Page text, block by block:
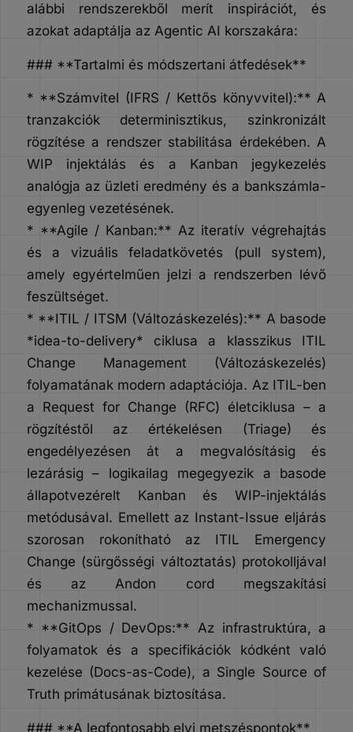
alábbi rendszerekből merít inspirációt, és
azokat adaptálja az Agentic AI korszakára:
### **Tartalmi és módszertani átfedések**
* **Számvitel (IFRS / Kettős könyvvitel):** A
tranzakciók determinisztikus, szinkronizált
rögzítése a rendszer stabilitása érdekében. A
WIP injektálás és a Kanban jegykezelés
analógja az üzleti eredmény és a bankszámla-
egyenleg vezetésének.
* **Agile / Kanban:** Az iteratív végrehajtás
és a vizuális feladatkövetés (pull system),
amely egyértelműen jelzi a rendszerben lévő
feszültséget.
* **ITIL / ITSM (Változáskezelés):** A basode
*idea-to-delivery* ciklusa a klasszikus ITIL
Change Management (Változáskezelés)
folyamatának modern adaptációja. Az ITIL-ben
a Request for Change (RFC) életciklusa – a
rögzítéstől az értékelésen (Triage) és
engedélyezésen át a megvalósításig és
lezárásig – logikailag megegyezik a basode
állapotvezérelt Kanban és WIP-injektálás
metódusával. Emellett az Instant-Issue eljárás
szorosan rokonítható az ITIL Emergency
Change (sürgősségi változtatás) protokolljával
és az Andon cord megszakítási
mechanizmussal.
* **GitOps / DevOps:** Az infrastruktúra, a
folyamatok és a specifikációk kódként való
kezelése (Docs-as-Code), a Single Source of
Truth primátusának biztosítása.
### **A legfontosabb elvi metszéspontok**